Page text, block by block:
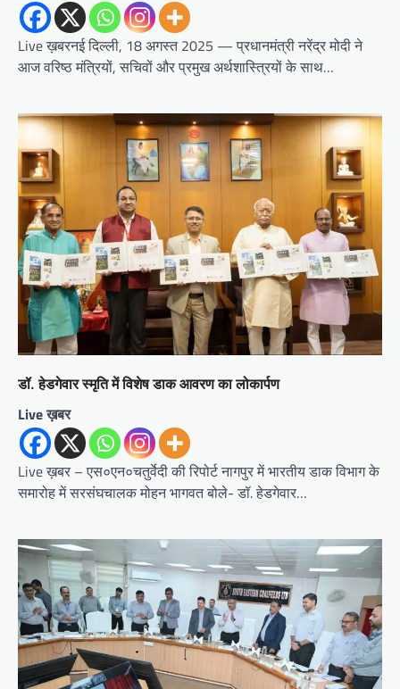
Live ख़बरनई दिल्ली, 18 अगस्त 2025 — प्रधानमंत्री नरेंद्र मोदी ने
आज वरिष्ठ मंत्रियों, सचिवों और प्रमुख अर्थशास्त्रियों के साथ…
डॉ. हेडगेवार स्मृति में विशेष डाक आवरण का लोकार्पण
Live ख़बर
Live ख़बर – एस०एन०चतुर्वेदी की रिपोर्ट नागपुर में भारतीय डाक विभाग के
समारोह में सरसंघचालक मोहन भागवत बोले- डॉ. हेडगेवार…